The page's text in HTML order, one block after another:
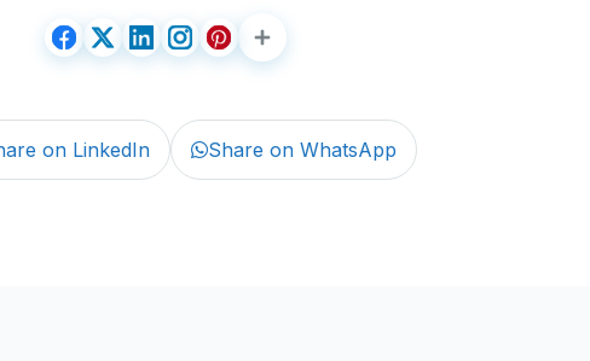
on LinkedIn Share on WhatsApp